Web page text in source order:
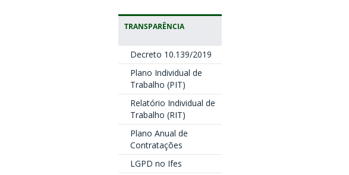
TRANSPARÊNCIA
Decreto 10.139/2019
Plano Individual de
Trabalho (PIT)
Relatório Individual de
Trabalho (RIT)
Plano Anual de
Contratações
LGPD no Ifes